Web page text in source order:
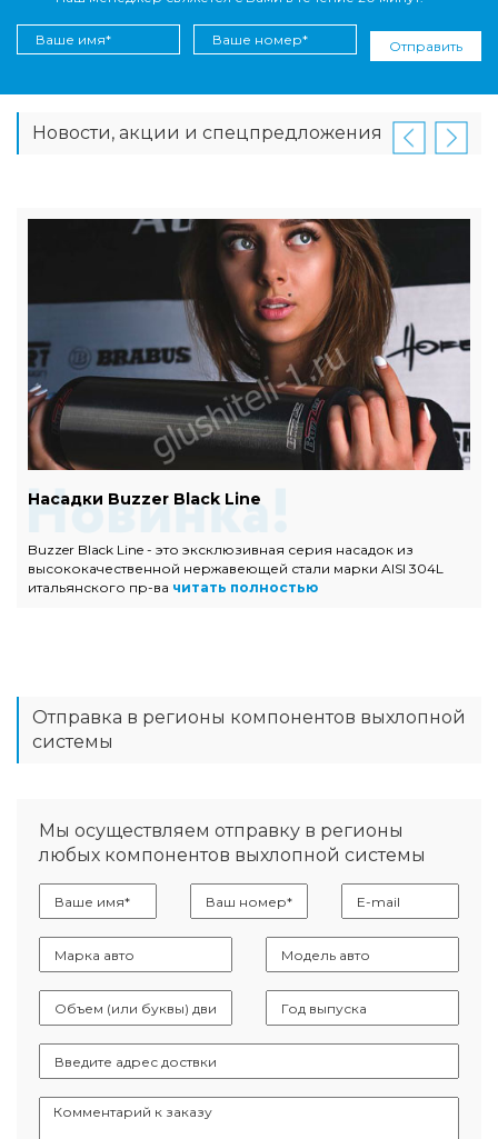
Отправить
Новости, акции и спецпредложения
Насадки Buzzer Black Line
Buzzer Black Line - это эксклюзивная серия насадок из
высококачественной нержавеющей стали марки AISI 304L
итальянского пр-ва читать полностью
Отправка в регионы компонентов выхлопной
системы
Мы осуществляем отправку в регионы
любых компонентов выхлопной системы